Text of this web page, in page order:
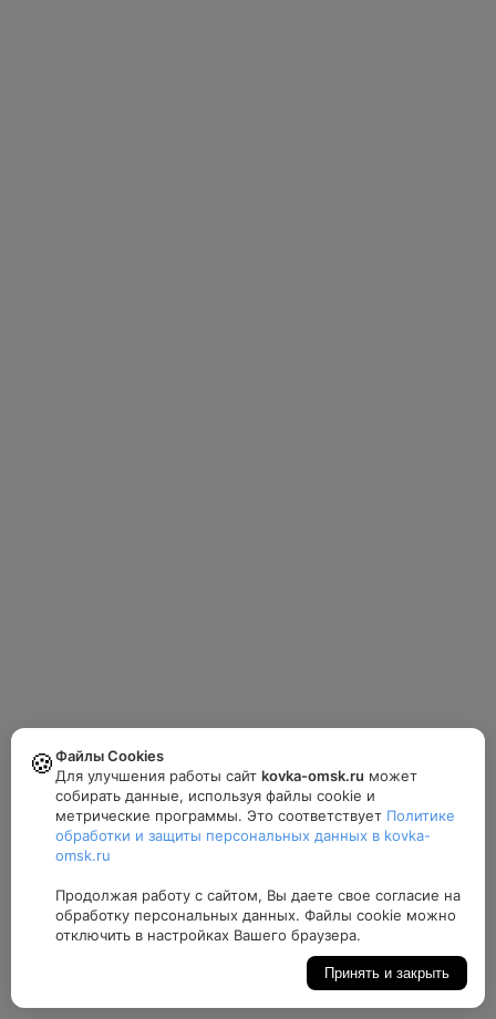
🍪Файлы Cookies
Для улучшения работы сайт kovka-omsk.ru может
собирать данные, используя файлы cookie и
метрические программы. Это соответствует Политике
обработки и защиты персональных данных в kovka-
omsk.ru
Продолжая работу с сайтом, Вы даете свое согласие на
обработку персональных данных. Файлы cookie можно
отключить в настройках Вашего браузера.
Принять и закрыть